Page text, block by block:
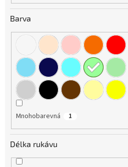
Barva
Mnohobarevná 1
Délka rukávu